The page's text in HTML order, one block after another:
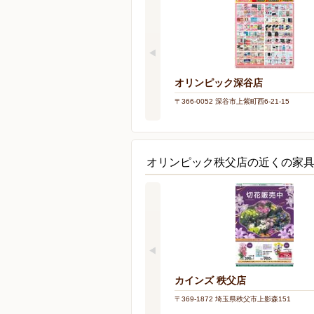
オリンピック深谷店
〒366-0052 深谷市上紫町西6-21-15
オリンピック秩父店の近くの家
カインズ 秩父店
〒369-1872 埼玉県秩父市上影森151